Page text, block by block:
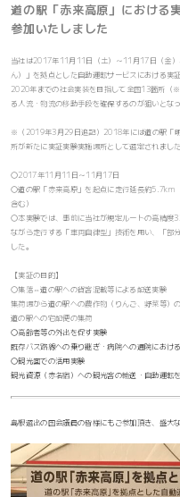
道の駅「赤来高原」における
参加いたしました
当社は2017年11月11日（土）～11月17日（金
ん）」を拠点とした自動運転サービスにおける実
2020年までの社会実装を目指して全国13箇所（
る人流・物流の移動手段を確保するのが狙いとなっ
※（2019年3月29日追記）2018年には道の駅「
所が新たに実証実験実施場所として選定されました
〇2017年11月11日～11月17日
〇道の駅「赤来高原」を起点に走行延長約
含む）
〇本実験では、事前に当社が規定ルートの高精
ながら走行する「車両自律型」技術を用い、「部
した。
【実証の目的】
〇集落⇔道の駅への貨客混載等による配送実験
集荷場から道の駅への農作物（りんご、野菜等）
道の駅への宅配便の集荷
〇高齢者等の外出を促す実験
既存バス路線への乗り継ぎ・病院への通院におけ
〇観光面での活用実験
観光資源（赤名宿）への観光客の輸送・自動運転
島根選出の国会議員の皆様にもご参加頂き、盛大